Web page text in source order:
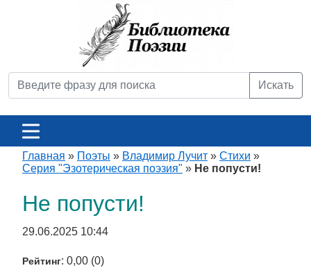
Искать
Главная » Поэты » Владимир Лучит » Стихи »
Серия "Эзотерическая поэзия" » Не попусти!
Не попусти!
29.06.2025 10:44
Рейтинг: 0,00 (0)